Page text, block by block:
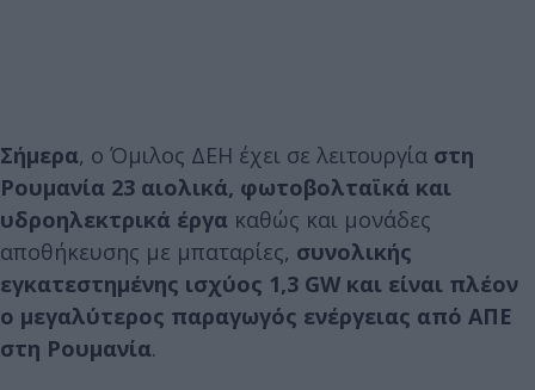
Σήμερα, ο Όμιλος ΔΕΗ έχει σε λειτουργία στη
Ρουμανία 23 αιολικά, φωτοβολταϊκά και
υδροηλεκτρικά έργα καθώς και μονάδες
αποθήκευσης με μπαταρίες, συνολικής
εγκατεστημένης ισχύος 1,3 GW και είναι πλέον
ο μεγαλύτερος παραγωγός ενέργειας από ΑΠΕ
στη Ρουμανία.